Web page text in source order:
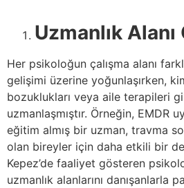
Uzmanlık
Her psikoloğun çalışma alanı
gelişimi üzerine yoğunlaşırken,
bozuklukları veya aile terapileri
uzmanlaşmıştır. Örneğin, EMDR
eğitim almış bir uzman, travma
olan bireyler için daha etkili bir
Kepez’de faaliyet gösteren
uzmanlık alanlarını danışanlarla